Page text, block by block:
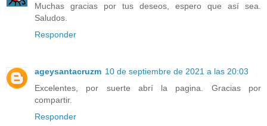
Muchas gracias por tus deseos, espero que así sea.
Saludos.
Responder
ageysantacruzm 10 de septiembre de 2021 a las 20:03
Excelentes, por suerte abrí la pagina. Gracias por
compartir.
Responder